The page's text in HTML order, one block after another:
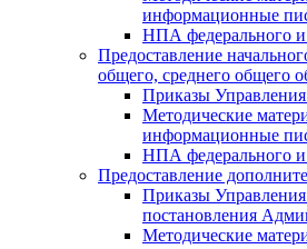
информационные
НПА федерального и
Предоставление
общего, среднего общего
Приказы Управления
Методические
информационные
НПА федерального и
Предоставление
Приказы Управления
постановления
Методические